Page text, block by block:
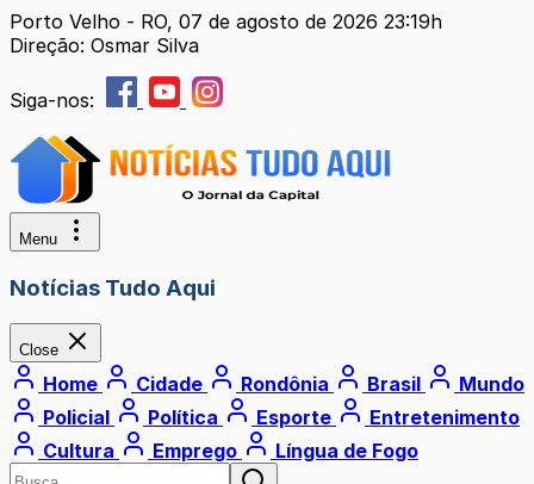
Porto Velho - RO, 07 de agosto de 2026 23:19h
Direção: Osmar Silva
Siga-nos:
Menu
Notícias Tudo Aqui
Close
Home Cidade Rondônia Brasil
Mundo
Policial
Política Esporte
Entretenimento
Cultura
Emprego Língua de Fogo